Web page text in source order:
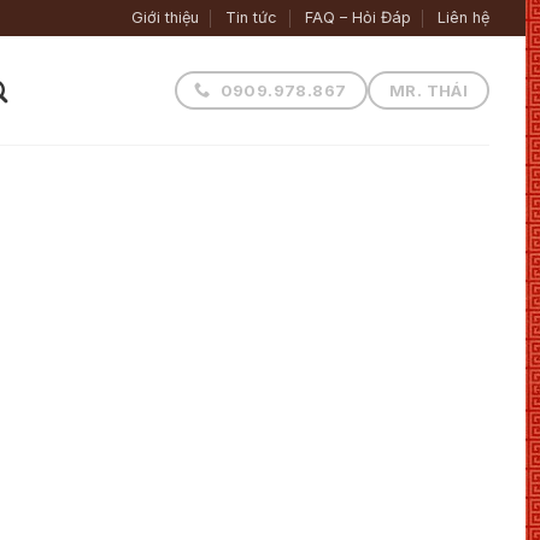
Giới thiệu Tin tức FAQ – Hỏi Đáp Liên hệ
0909.978.867 MR. THÁI